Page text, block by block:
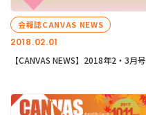
2018.02.01
会報誌CANVAS NEWS
【CANVAS NEWS】2018年2・3月号